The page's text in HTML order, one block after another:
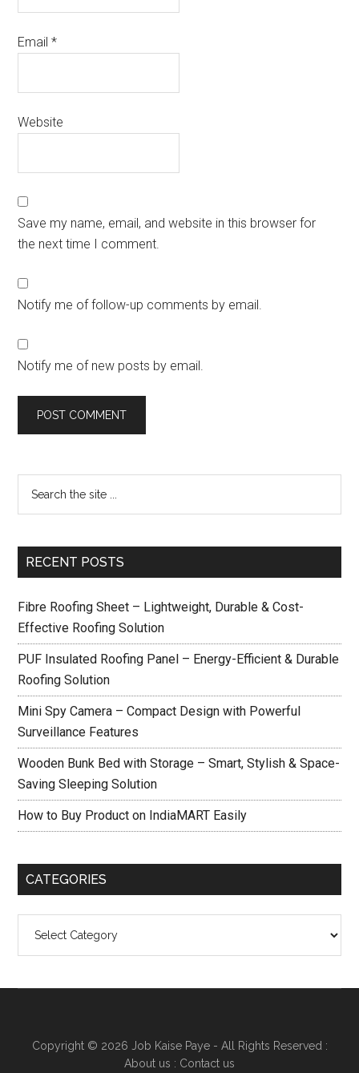
Email*
Website
Save my name, email, and website in this browser for
the next time I comment.
Notify me of follow-up comments by email.
Notify me of new posts by email.
RECENT POSTS
Fibre Roofing Sheet – Lightweight, Durable & Cost-
Effective Roofing Solution
PUF Insulated Roofing Panel – Energy-Efficient & Durable
Roofing Solution
Mini Spy Camera – Compact Design with Powerful
Surveillance Features
Wooden Bunk Bed with Storage – Smart, Stylish & Space-
Saving Sleeping Solution
How to Buy Product on IndiaMART Easily
CATEGORIES
Copyright © 2026 Job Kaise Paye- All Rights Reserved :
About us : Contact us